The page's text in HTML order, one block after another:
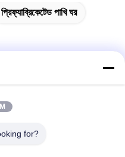
প্রিফ্যাব্রিকেটেড পাখি ঘর
for?